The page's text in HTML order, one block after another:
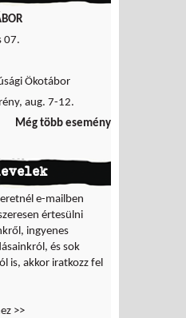
07.
Ökotábor
aug. 7-12.
Még több esemény
e-mailben
értesülni
ingyenes
és sok
is, akkor iratkozz fel
>>